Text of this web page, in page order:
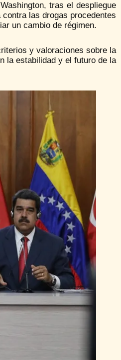
tras el despliegue
las drogas procedentes
un cambio de régimen.
y valoraciones sobre la
la estabilidad y el futuro de la